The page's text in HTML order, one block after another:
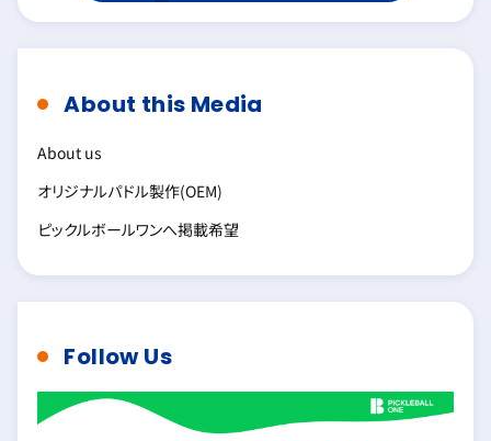
About this Media
About us
オリジナルパドル製作(OEM)
ピックルボールワンへ掲載希望
Follow Us